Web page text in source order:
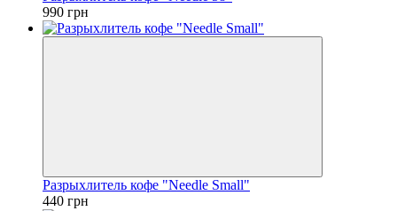
990 грн
Разрыхлитель кофе "Needle Small"
440 грн